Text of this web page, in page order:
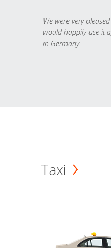
We were very
would happily use it
in Germany.
Taxi